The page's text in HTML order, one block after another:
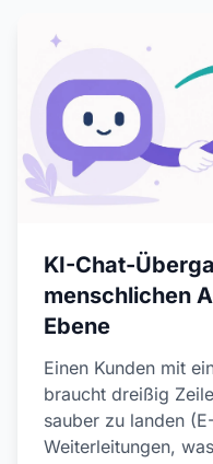
KI-Chat-
menschlichen
Ebene
Einen Kunden mit
braucht dreißig
sauber zu landen
Weiterleitungen,